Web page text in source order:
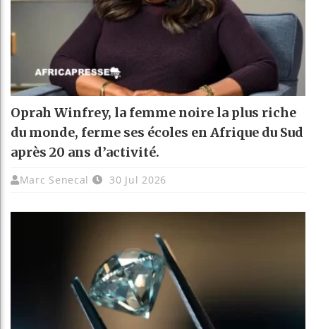
Oprah Winfrey, la femme noire la plus riche
du monde, ferme ses écoles en Afrique du Sud
après 20 ans d’activité.
Marc Senecal 30 Jul 2026